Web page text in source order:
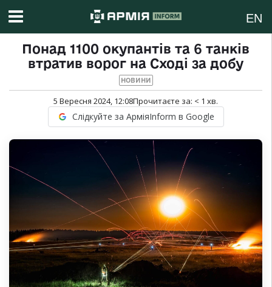
EN
Понад 1100 окупантів та 6 танків
втратив ворог на Сході за добу
НОВИНИ
5 Вересня 2024, 12:08Прочитаєте за: < 1 хв.
Слідкуйте за АрміяInform в Google